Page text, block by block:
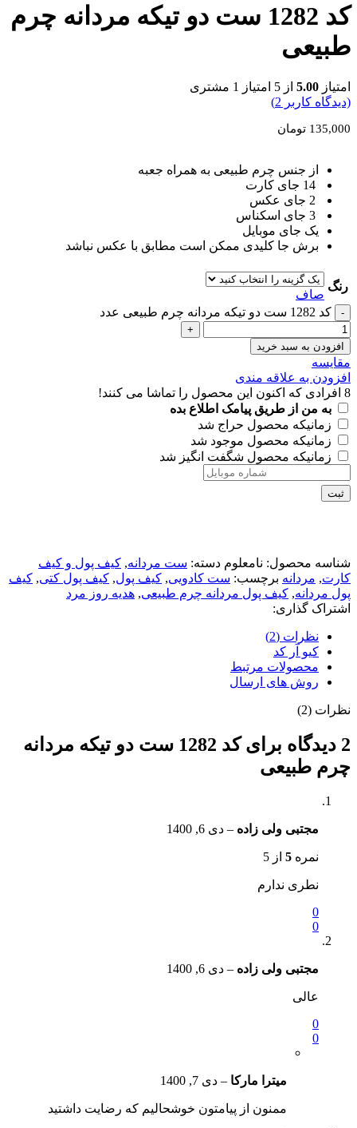
کد 1282 ست دو تیکه مردانه چرم
طبیعی
امتیاز 5.00 از 5 امتیاز 1 مشتری
(دیدگاه کاربر 2
)
135,000 تومان
از جنس چرم طبیعی به همراه جعبه
یک جای موبایل
برش جا کلیدی ممکن است مطابق با عکس نباشد
رنگ
صاف
کد 1282 ست دو تیکه مردانه چرم طبیعی عدد
افزودن به سبد خرید
مقايسه
افزودن به علاقه مندی
8 افرادی که اکنون این محصول را تماشا می کنند!
به من از طریق پیامک اطلاع بده
زمانیکه محصول حراج شد
زمانیکه محصول موجود شد
زمانیکه محصول شگفت انگیز شد
ثبت
شناسه محصول: نامعلوم دسته: ست مردانه, کیف پول و کیف
کارت, مردانه برچسب: ست کادویی, کیف پول, کیف پول کتی, کیف
پول مردانه, کیف پول مردانه چرم طبیعی, هدیه روز مرد
اشتراک گذاری:
نظرات (2)
کیو آر کد
محصولات مرتبط
روش های ارسال
نظرات (2)
2 دیدگاه برای
کد 1282 ست دو تیکه مردانه
چرم طبیعی
مجتبی ولی زاده – دی 6, 1400
نمره 5 از 5
نطری ندارم
0
0
مجتبی ولی زاده – دی 6, 1400
عالی
0
0
میترا مارکا – دی 7, 1400
ممنون از پیامتون خوشحالیم که رضایت داشتید